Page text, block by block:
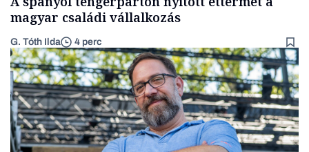
magyar családi vállalkozás
G. Tóth Ilda 4 perc